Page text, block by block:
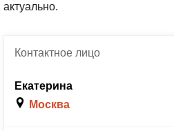
актуально.
Контактноелицо
Екатерина
Москва